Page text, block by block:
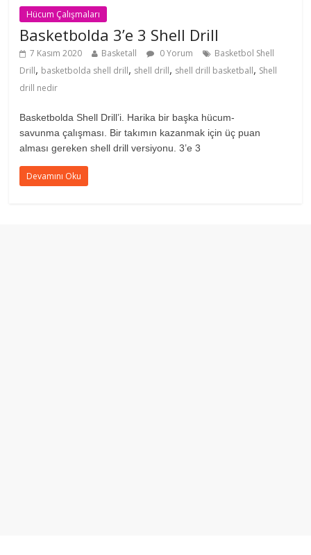
Hücum Çalışmaları
Basketbolda 3’e 3 Shell Drill
7 Kasım 2020 Basketall 0 Yorum
Basketbol Shell
Drill, basketbolda shell drill, shell drill, shell drill basketball, Shell
drill nedir
Basketbolda Shell Drill’i. Harika bir başka hücum-
savunma çalışması. Bir takımın kazanmak için üç puan
alması gereken shell drill versiyonu. 3’e 3
Devamını Oku